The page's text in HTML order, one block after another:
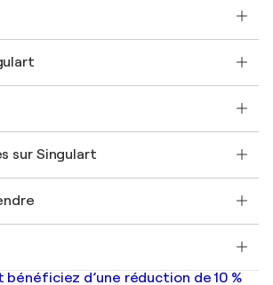
commercial
d'art original
qu'Artiste
sur Singulart
à vendre
d’une réduction de 10 %